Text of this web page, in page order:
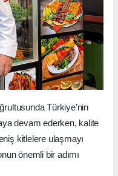
Türkiye’nin
devam ederken, kalite
kitlelere ulaşmayı
önemli bir adımı